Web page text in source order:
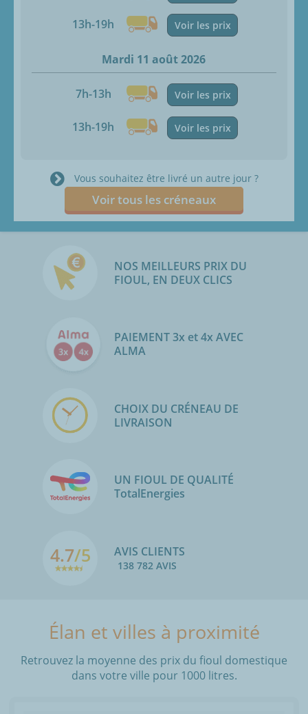
13h-19h Voir les prix
Mardi 11 août 2026
7h-13h Voir les prix
13h-19h Voir les prix
Vous souhaitez être livré un autre jour ?
Voir tous les créneaux
NOS MEILLEURS PRIX DU
FIOUL, EN DEUX CLICS
PAIEMENT 3x et 4x AVEC
ALMA
CHOIX DU CRÉNEAU DE
LIVRAISON
UN FIOUL DE QUALITÉ
TotalEnergies
4.7/5 AVIS CLIENTS
138 782 AVIS
Élan et villes à proximité
Retrouvez la moyenne des prix du fioul domestique
dans votre ville pour 1000 litres.